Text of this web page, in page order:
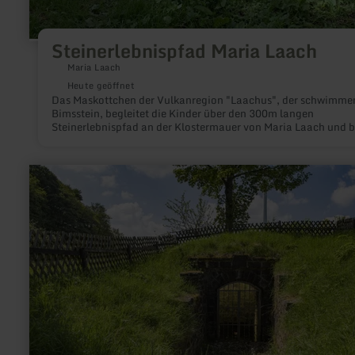
Steinerlebnispfad Maria Laach
Maria Laach
Heute geöffnet
Das Maskottchen der Vulkanregion "Laachus", der
Bimsstein, begleitet die Kinder über den 300m langen
Steinerlebnispfad an der Klostermauer von Maria Laach und
mehr
erfahren
zu:
Altstraßbachquelle